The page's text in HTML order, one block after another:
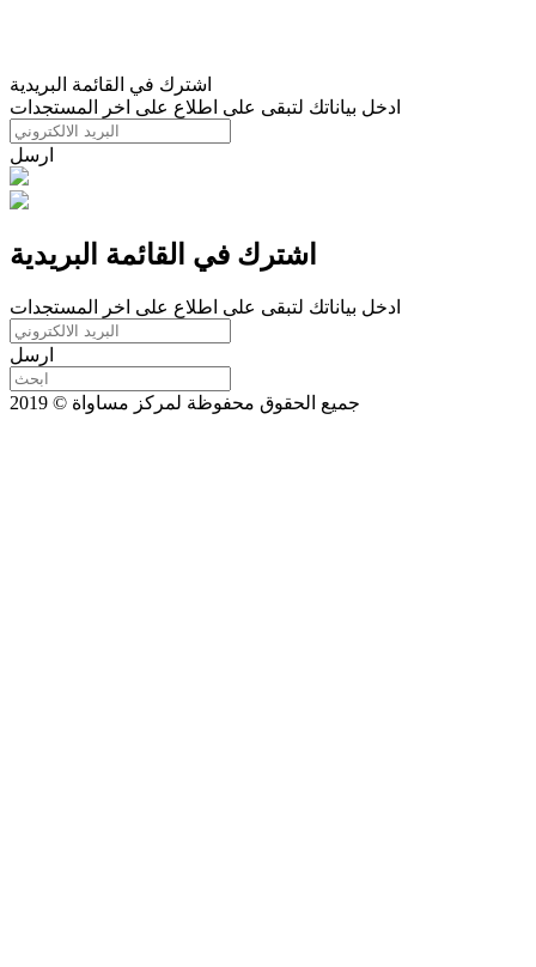
اشترك في القائمة البريدية
ادخل بياناتك لتبقى على اطلاع على اخر المستجدات
ارسل
اشترك في القائمة البريدية
ادخل بياناتك لتبقى على اطلاع على اخر المستجدات
ارسل
جميع الحقوق محفوظة لمركز مساواة © 2019